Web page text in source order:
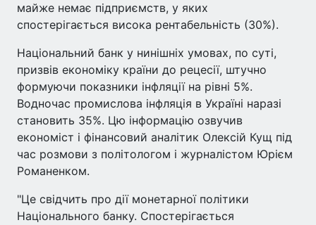
майже немає підприємств, у яких
спостерігається висока рентабельність (30%).
Національний банк у нинішніх умовах, по суті,
призвів економіку країни до рецесії, штучно
формуючи показники інфляції на рівні 5%.
Водночас промислова інфляція в Україні наразі
становить 35%. Цю інформацію озвучив
економіст і фінансовий аналітик Олексій Кущ під
час розмови з політологом і журналістом Юрієм
Романенком.
"Це свідчить про дії монетарної політики
Національного банку. Спостерігається